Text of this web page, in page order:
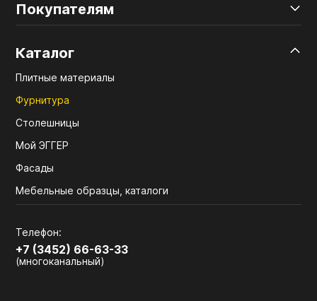
Покупателям
Каталог
Плитные материалы
Фурнитура
Столешницы
Мой ЭГГЕР
Фасады
Мебельные образцы, каталоги
Телефон:
+7 (3452) 66-63-33
(многоканальный)